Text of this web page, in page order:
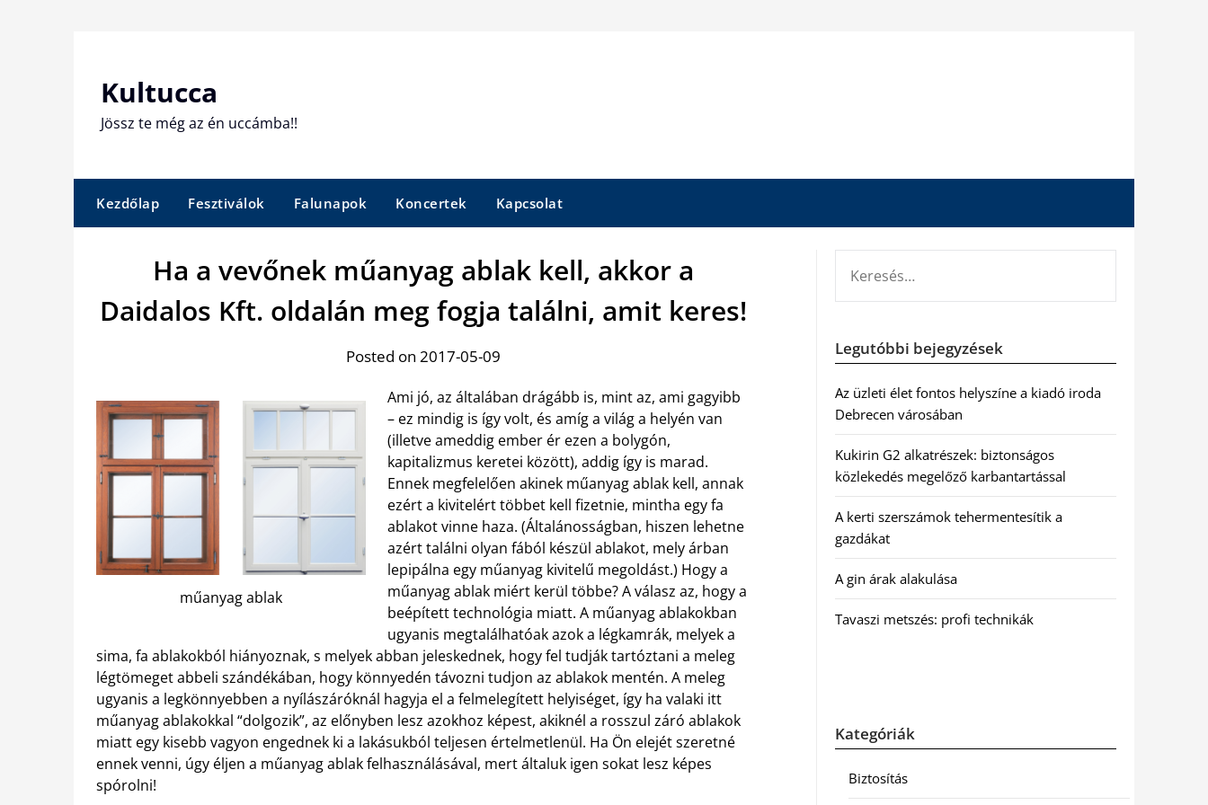
Kultucca
Jössz te még az én uccámba!!
Kezdőlap Fesztiválok Falunapok Koncertek Kapcsolat
Ha a vevőnek műanyag ablak kell, akkor a
Daidalos Kft. oldalán meg fogja találni, amit keres!
Posted on 2017-05-09
műanyag ablak
Ami jó, az általában drágább is, mint az, ami gagyibb
– ez mindig is így volt, és amíg a világ a helyén van
(illetve ameddig ember ér ezen a bolygón,
kapitalizmus keretei között), addig így is marad.
Ennek megfelelően akinek műanyag ablak kell, annak
ezért a kivitelért többet kell fizetnie, mintha egy fa
ablakot vinne haza. (Általánosságban, hiszen lehetne
azért találni olyan fából készül ablakot, mely árban
lepipálna egy műanyag kivitelű megoldást.) Hogy a
műanyag ablak miért kerül többe? A válasz az, hogy a
beépített technológia miatt. A műanyag ablakokban
ugyanis megtalálhatóak azok a légkamrák, melyek a
sima, fa ablakokból hiányoznak, s melyek abban jeleskednek, hogy fel tudják tartóztani a meleg
légtömeget abbeli szándékában, hogy könnyedén távozni tudjon az ablakok mentén. A meleg
ugyanis a legkönnyebben a nyílászáróknál hagyja el a felmelegített helyiséget, így ha valaki itt
műanyag ablakokkal “dolgozik”, az előnyben lesz azokhoz képest, akiknél a rosszul záró ablakok
miatt egy kisebb vagyon engednek ki a lakásukból teljesen értelmetlenül. Ha Ön elejét szeretné
ennek venni, úgy éljen a műanyag ablak felhasználásával, mert általuk igen sokat lesz képes
spórolni!
Legutóbbi bejegyzések
Az üzleti élet fontos helyszíne a kiadó iroda
Debrecen városában
Kukirin G2 alkatrészek: biztonságos
közlekedés megelőző karbantartással
A kerti szerszámok tehermentesítik a
gazdákat
A gin árak alakulása
Tavaszi metszés: profi technikák
Kategóriák
Biztosítás